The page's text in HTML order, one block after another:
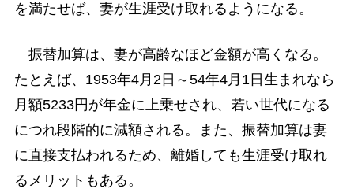
を満たせば、妻が生涯受け取れるようになる。
振替加算は、妻が高齢なほど金額が高くなる。
たとえば、1953年4月2日～54年4月1日生まれなら
月額5233円が年金に上乗せされ、若い世代になる
につれ段階的に減額される。また、振替加算は妻
に直接支払われるため、離婚しても生涯受け取れ
るメリットもある。